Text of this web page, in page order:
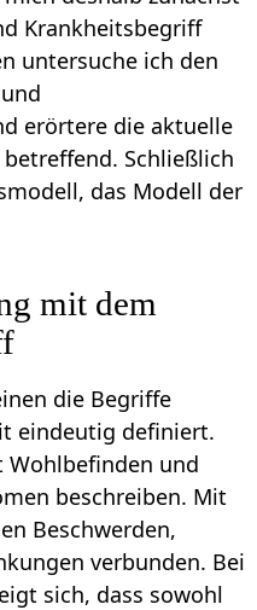
Krankheitsbegriff
untersuche ich den
erörtere die aktuelle
Schließlich
das Modell der
mit dem
die Begriffe
eindeutig definiert.
Wohlbefinden und
beschreiben. Mit
Beschwerden,
verbunden. Bei
sich, dass sowohl